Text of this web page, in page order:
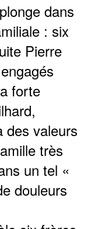
dans
: six
Pierre
forte
des valeurs
très
un tel «
douleurs